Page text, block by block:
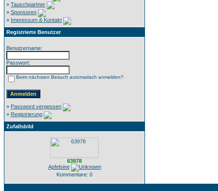
» Tauschpartner
» Sponsoren
» Impressum & Kontakt
Registrierte Benutzer
Benutzername:
Passwort:
Beim nächsten Besuch automatisch anmelden?
» Password vergessen
» Registrierung
Zufallsbild
63978
Apfelsine
Kommentare: 0